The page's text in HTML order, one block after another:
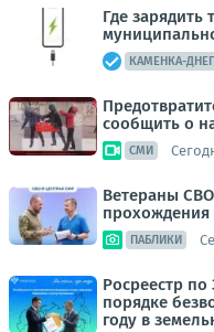
Где
КАМЕНКА-
сообщить о
СМИ
Ветераны
прохождения
ПАБЛИКИ
Росреестр
порядке
году в